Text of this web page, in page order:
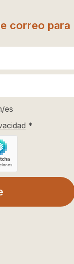
correo para
es
*